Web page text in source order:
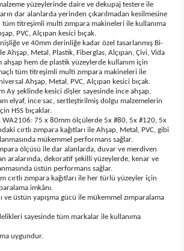
yüzeylerinde daire ve dekupaj testere ile
dar alanlarda yerinden çıkarılmadan kesilmesine
tüm titreşimli multi zımpara makineleri ile kullanıma
PVC, Alçıpan kesici bıçak.
ve 40mm derinliğe kadar özel tasarlanmış Bi-
Ahşap, Metal, Plastik, Fiberglas, Alçıpan, Çivi, Vida
ahşap hem de plastik yüzeylerde kullanım için
tüm titreşimli multi zımpara makineleri ile
Ahşap, Metal, PVC, Alçıpan kesici bıçak.
Ay şeklinde kesici dişler sayesinde ince ahşap,
elyaf, ince sac, sertleştirilmiş dolgu malzemelerin
HSS bıçaklar.
75 x 80mm ölçülerde 5x #80, 5x #120, 5x
cırtlı zımpara kağıtları ile Ahşap, Metal, PVC, gibi
mükemmel performans sağlar.
ölçüsü ile dar alanlarda, duvar ve merdiven
aralarında, dekoratif şekilli yüzeylerde, kenar ve
üstün performans sağlar.
cırtlı zımpara kağıtları ile her türlü yüzeyler için
imkânı.
ve üstün yapışma gücü ile mükemmel zımparalama
sayesinde tüm markalar ile kullanıma
uygundur.